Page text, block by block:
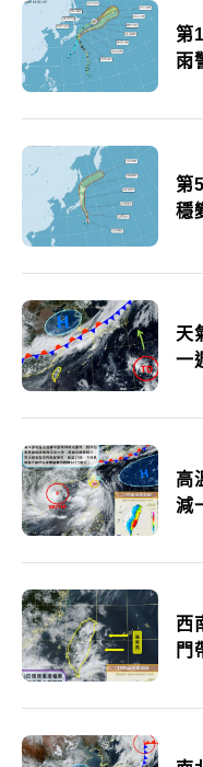
第
雨
第
穩
天
一
高
減
西
門